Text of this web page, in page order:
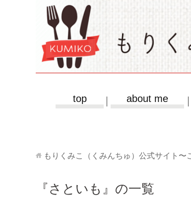
top about me
もりくみこ（くみんちゅ）公式サイト〜
『さといも』の一覧